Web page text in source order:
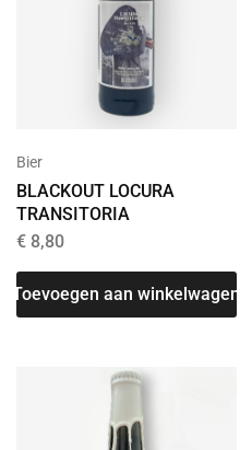
Bier
BLACKOUT LOCURA
TRANSITORIA
€ 8,80
Toevoegen aan winkelwagen